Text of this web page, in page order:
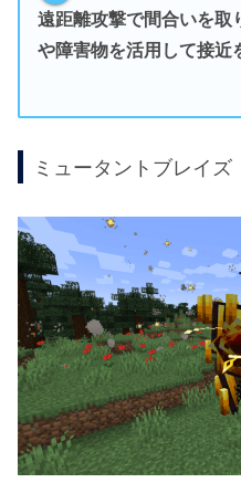
遠距離攻撃で間合いを取
や障害物を活用して接近
ミュータントブレイズ